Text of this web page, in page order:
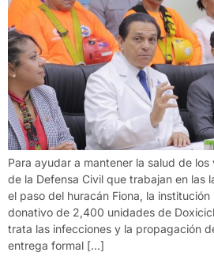
Para ayudar a mantener la salud de
de la Defensa Civil que trabajan en las
el paso del huracán Fiona, la
donativo de 2,400 unidades de
trata las infecciones y la propagación
entrega formal […]